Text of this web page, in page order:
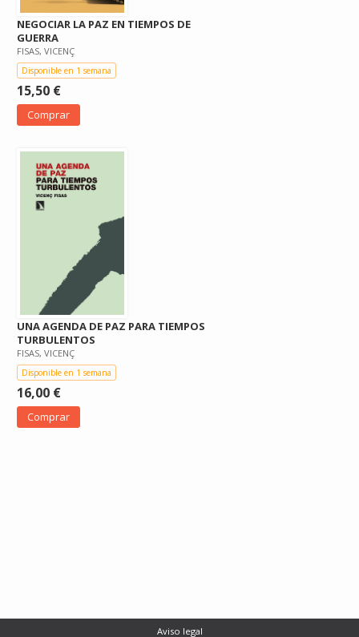
NEGOCIAR LA PAZ EN TIEMPOS DE
GUERRA
FISAS, VICENÇ
Disponible en 1 semana
15,50 €
Comprar
UNA AGENDA DE PAZ PARA TIEMPOS
TURBULENTOS
FISAS, VICENÇ
Disponible en 1 semana
16,00 €
Comprar
Aviso legal